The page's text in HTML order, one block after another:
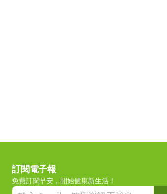
訂閱電子報
免費訂閱早安，開始健康新生活！